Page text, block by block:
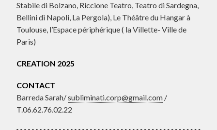
Stabile di Bolzano, Riccione Teatro, Teatro di Sardegna,
Bellini di Napoli, La Pergola), Le Théâtre du Hangar à
Toulouse, l’Espace périphérique ( la Villette- Ville de
Paris)
CREATION 2025
CONTACT
Barreda Sarah/subliminati.corp@gmail.com/
T.06.62.76.02.22